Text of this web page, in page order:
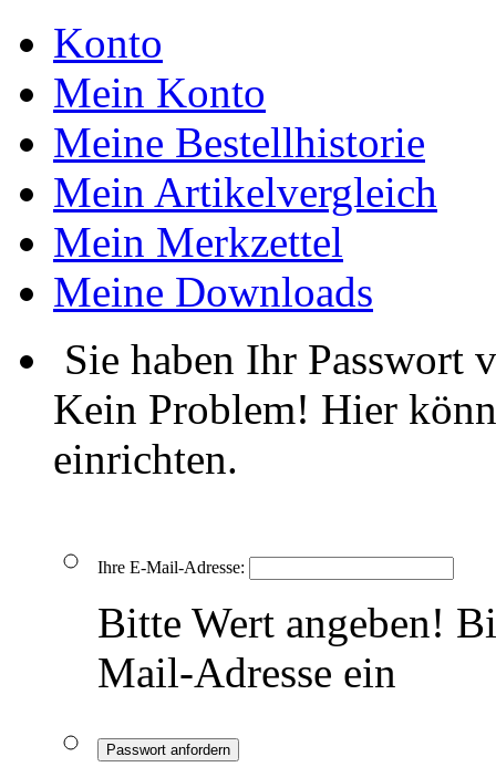
Konto
Mein Konto
Meine Bestellhistorie
Mein Artikelvergleich
Mein Merkzettel
Meine Downloads
Sie haben Ihr Passwort
Kein Problem! Hier
einrichten.
Ihre E-Mail-Adresse:
Bitte Wert angeben!
Mail-Adresse ein
Passwort anfordern